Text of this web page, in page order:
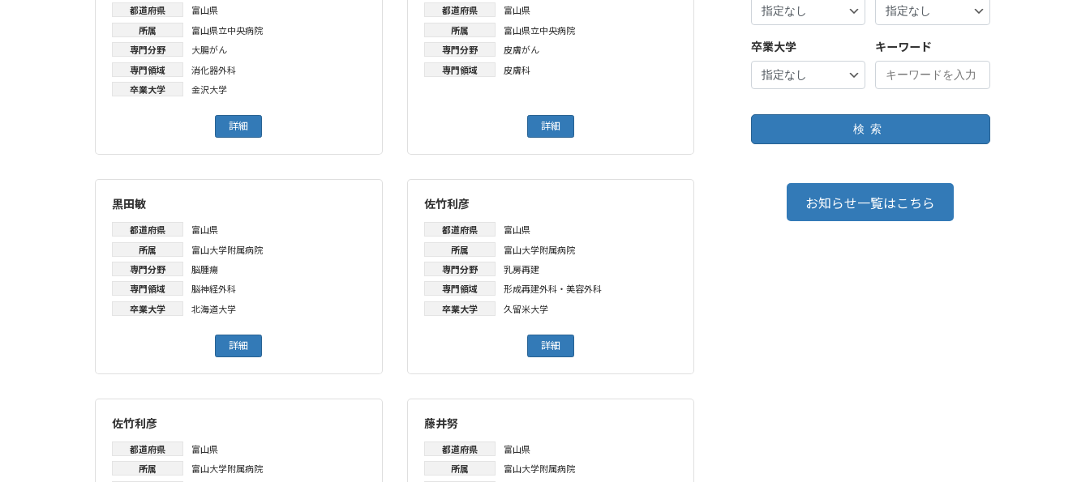
都道府県
富山県
所属
富山県立中央病院
専門分野
大腸がん
専門領域
消化器外科
卒業大学
金沢大学
詳細
都道府県
富山県
所属
富山県立中央病院
専門分野
皮膚がん
専門領域
皮膚科
詳細
黒田敏
都道府県
富山県
所属
富山大学附属病院
専門分野
脳腫瘍
専門領域
脳神経外科
卒業大学
北海道大学
詳細
佐竹利彦
都道府県
富山県
所属
富山大学附属病院
専門分野
乳房再建
専門領域
形成再建外科・美容外科
卒業大学
久留米大学
詳細
佐竹利彦
都道府県
富山県
所属
富山大学附属病院
藤井努
都道府県
富山県
所属
富山大学附属病院
卒業大学 キーワード
検索
お知らせ一覧はこちら